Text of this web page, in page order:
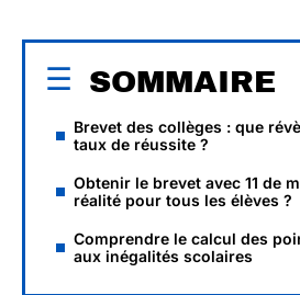
SOMMAIRE
Brevet des collèges : que
taux de réussite ?
Obtenir le brevet avec 11 de
réalité pour tous les élèves ?
Comprendre le calcul des
aux inégalités scolaires